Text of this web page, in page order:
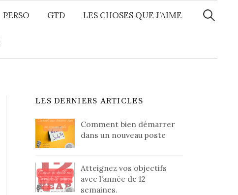
PERSO GTD LES CHOSES QUE J’AIME
LES DERNIERS ARTICLES
Comment bien démarrer
dans un nouveau poste
Atteignez vos objectifs
avec l’année de 12
semaines.